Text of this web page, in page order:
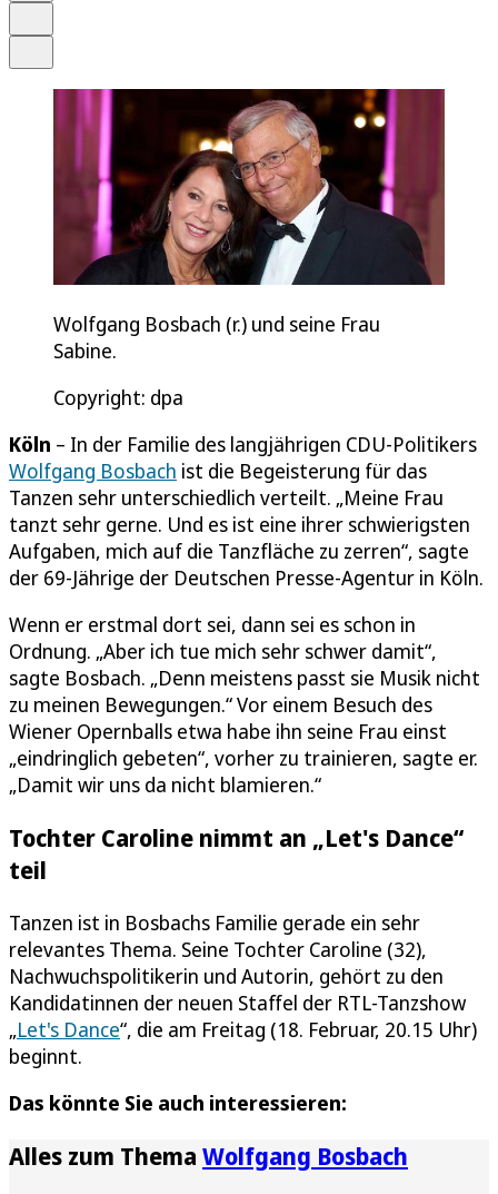
Wolfgang Bosbach (r.) und seine Frau
Sabine.
Copyright: dpa
Köln – In der Familie des langjährigen CDU-Politikers
Wolfgang Bosbach ist die Begeisterung für das
Tanzen sehr unterschiedlich verteilt. „Meine Frau
tanzt sehr gerne. Und es ist eine ihrer schwierigsten
Aufgaben, mich auf die Tanzfläche zu zerren“, sagte
der 69-Jährige der Deutschen Presse-Agentur in Köln.
Wenn er erstmal dort sei, dann sei es schon in
Ordnung. „Aber ich tue mich sehr schwer damit“,
sagte Bosbach. „Denn meistens passt sie Musik nicht
zu meinen Bewegungen.“ Vor einem Besuch des
Wiener Opernballs etwa habe ihn seine Frau einst
„eindringlich gebeten“, vorher zu trainieren, sagte er.
„Damit wir uns da nicht blamieren.“
Tochter Caroline nimmt an „Let's Dance“
teil
Tanzen ist in Bosbachs Familie gerade ein sehr
relevantes Thema. Seine Tochter Caroline (32),
Nachwuchspolitikerin und Autorin, gehört zu den
Kandidatinnen der neuen Staffel der RTL-Tanzshow
„Let's Dance“, die am Freitag (18. Februar, 20.15 Uhr)
beginnt.
Das könnte Sie auch interessieren:
Alles zum Thema Wolfgang Bosbach